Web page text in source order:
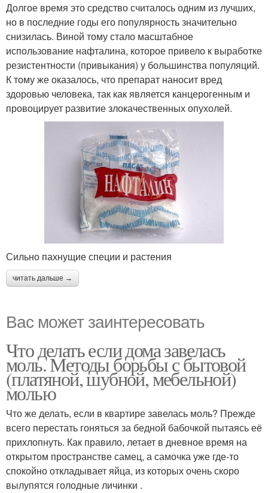
Долгое время это средство считалось одним из лучших,
но в последние годы его популярность значительно
снизилась. Виной тому стало масштабное
использование нафталина, которое привело к выработке
резистентности (привыкания) у большинства популяций.
К тому же оказалось, что препарат наносит вред
здоровью человека, так как является канцерогенным и
провоцирует развитие злокачественных опухолей.
Сильно пахнущие специи и растения
читать дальше →
Вас может заинтересовать
Что делать если дома завелась
моль. Методы борьбы с бытовой
(платяной, шубной, мебельной)
молью
Что же делать, если в квартире завелась моль? Прежде
всего перестать гоняться за бедной бабочкой пытаясь её
прихлопнуть. Как правило, летает в дневное время на
открытом пространстве самец, а самочка уже где-то
спокойно откладывает яйца, из которых очень скоро
вылупятся голодные личинки .